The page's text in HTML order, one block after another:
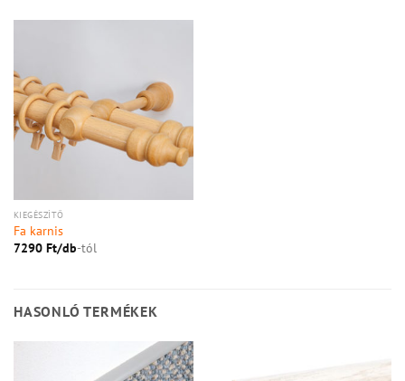
KIEGÉSZÍTŐ
Fa karnis
7290 Ft/db-tól
HASONLÓ TERMÉKEK